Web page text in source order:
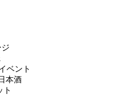
ジ
ベント
本酒
ト